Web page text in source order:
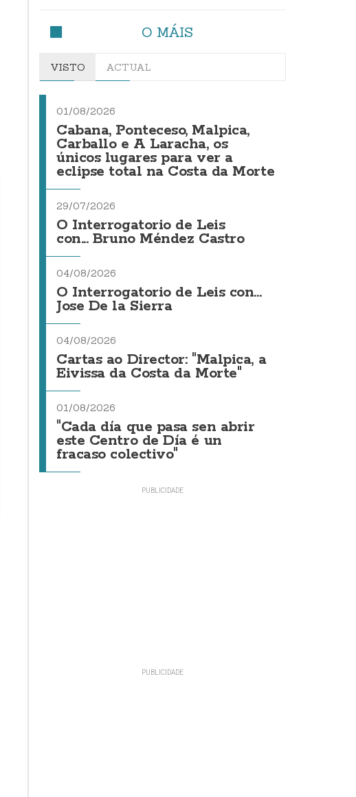
O MÁIS
VISTO ACTUAL
01/08/2026
Cabana, Ponteceso, Malpica,
Carballo e A Laracha, os
únicos lugares para ver a
eclipse total na Costa da Morte
29/07/2026
O Interrogatorio de Leis
con... Bruno Méndez Castro
04/08/2026
O Interrogatorio de Leis con...
Jose De la Sierra
04/08/2026
Cartas ao Director: "Malpica, a
Eivissa da Costa da Morte"
01/08/2026
"Cada día que pasa sen abrir
este Centro de Día é un
fracaso colectivo"